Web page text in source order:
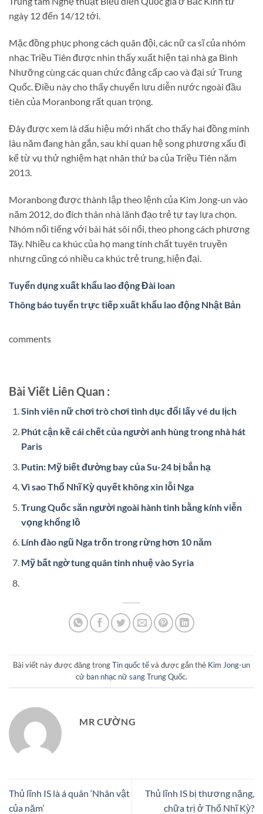
ngày 12 đến 14/12 tới.
Mặc đồng phục phong cách quân đội, các nữ ca sĩ của nhóm
nhạc Triều Tiên được nhìn thấy xuất hiện tại nhà ga Bình
Nhưỡng cùng các quan chức đảng cấp cao và đại sứ Trung
Quốc. Điều này cho thấy chuyến lưu diễn nước ngoài đầu
tiên của Moranbong rất quan trọng.
Đây được xem là dấu hiệu mới nhất cho thấy hai đồng minh
lâu năm đang hàn gắn, sau khi quan hệ song phương xấu đi
kể từ vụ thử nghiệm hạt nhân thứ ba của Triều Tiên năm
2013.
Moranbong được thành lập theo lệnh của Kim Jong-un vào
năm 2012, do đích thân nhà lãnh đạo trẻ tự tay lựa chọn.
Nhóm nổi tiếng với bài hát sôi nổi, theo phong cách phương
Tây. Nhiều ca khúc của họ mang tính chất tuyên truyền
nhưng cũng có nhiều ca khúc trẻ trung, hiện đại.
Tuyển dụng xuất khẩu lao động Đài loan
Thông báo tuyển trực tiếp xuất khẩu lao động Nhật Bản
comments
Bài Viết Liên Quan :
Sinh viên nữ chơi trò chơi tình dục đổi lấy vé du lịch
Phút cận kề cái chết của người anh hùng trong nhà hát
Paris
Putin: Mỹ biết đường bay của Su-24 bị bắn hạ
Vì sao Thổ Nhĩ Kỳ quyết không xin lỗi Nga
Trung Quốc săn người ngoài hành tinh bằng kính viễn
vọng khổng lồ
Lính đào ngũ Nga trốn trong rừng hơn 10 năm
Mỹ bất ngờ tung quân tinh nhuệ vào Syria
Bài viết này được đăng trongTin quốc tếvà được gắn thẻ Kim Jong-un
cử ban nhạc nữ sang Trung Quốc.
MR CƯỜNG
Thủ lĩnh IS là á quân ‘Nhân vật
của năm’
Thủ lĩnh IS bị thương nặng,
chữa trị ở Thổ Nhĩ Kỳ?